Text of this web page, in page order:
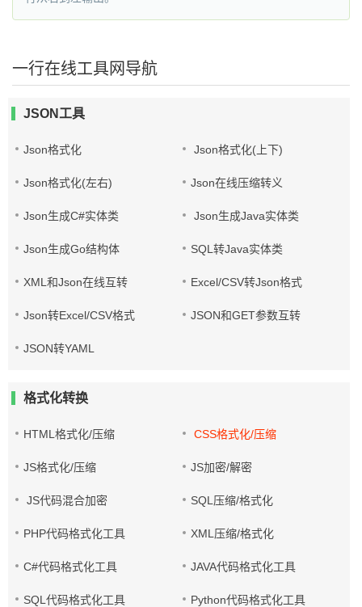
一行在线工具网导航
JSON工具
Json格式化 Json格式化(上下)
Json格式化(左右) Json在线压缩转义
Json生成C#实体类 Json生成Java实体类
Json生成Go结构体 SQL转Java实体类
XML和Json在线互转 Excel/CSV转Json格式
Json转Excel/CSV格式 JSON和GET参数互转
JSON转YAML
格式化转换
HTML格式化/压缩 CSS格式化/压缩
JS格式化/压缩 JS加密/解密
JS代码混合加密 SQL压缩/格式化
PHP代码格式化工具 XML压缩/格式化
C#代码格式化工具 JAVA代码格式化工具
SQL代码格式化工具 Python代码格式化工具